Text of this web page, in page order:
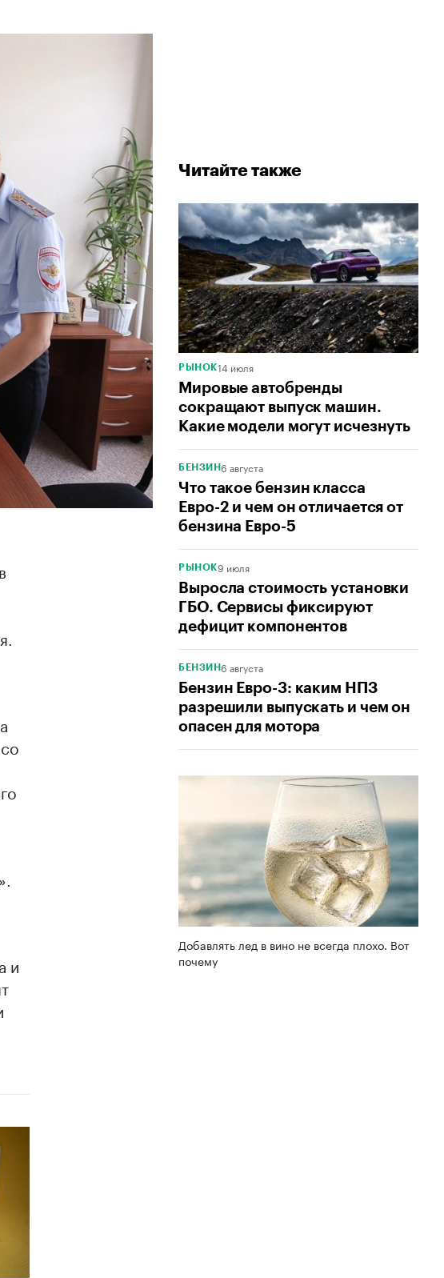
Читайте также
РЫНОК14 июля
Мировые автобренды
сокращают выпуск машин.
Какие модели могут исчезнуть
БЕНЗИН6 августа
Что такое бензин класса
Евро-2 и чем он отличается от
бензина Евро-5
РЫНОК9 июля
Выросла стоимость установки
ГБО. Сервисы фиксируют
дефицит компонентов
БЕНЗИН6 августа
Бензин Евро-3: каким НПЗ
разрешили выпускать и чем он
опасен для мотора
Добавлять лед в вино не всегда плохо. Вот
почему
и